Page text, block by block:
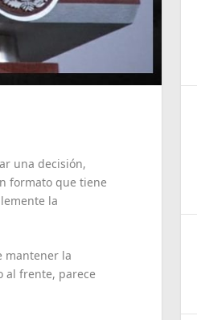
una decisión,
formato que tiene
la
mantener la
al frente, parece